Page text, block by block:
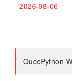
2026-08-06
QuecPython